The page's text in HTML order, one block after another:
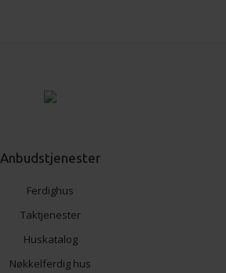
Anbudstjenester
Ferdighus
Taktjenester
Huskatalog
Nøkkelferdig hus